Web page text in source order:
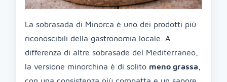
La sobrasada di Minorca è uno dei prodotti più
riconoscibili della gastronomia locale. A
differenza di altre sobrasade del Mediterraneo,
la versione minorchina è di solito meno grassa